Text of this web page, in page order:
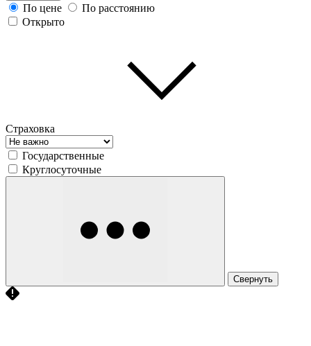
По цене
По расстоянию
Открыто
Страховка
Государственные
Круглосуточные
Свернуть